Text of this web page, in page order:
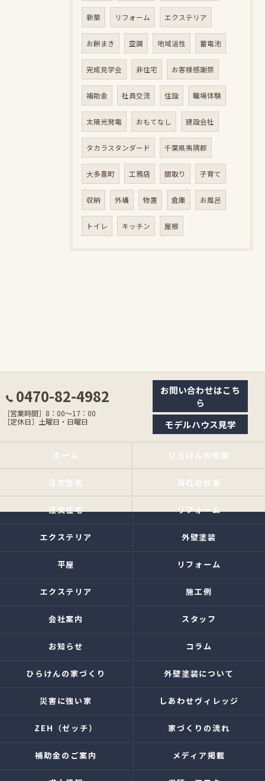
新築 リフォーム エクステリア
お餅まき 空調 地域活性 蓄電池
完成見学会 非住宅 お客様感謝祭
補助金 社員交流 住設 職場体験
太陽光発電 おもてなし 建設会社
タカラスタンダード 千葉県夷隅郡
大多喜町 工務店 間取り 子育て
収納 外構 物置 倉庫 お風呂
トイレ キッチン 屋根
0470-82-4982
［営業時間］8：00〜17：00
［定休日］土曜日・日曜日
お問い合わせはこち
ら
モデルハウス見学
ホーム ひらけんの性能
注文住宅 当社の仕事
注文住宅 リフォーム
エクステリア 外壁塗装
平屋 リフォーム
エクステリア 施工例
会社案内 スタッフ
お知らせ コラム
ひらけんの家づくり 外壁塗装について
災害に強い家 しあわせヴィレッジ
ZEH（ゼッチ） 家づくりの流れ
補助金のご案内 メディア掲載